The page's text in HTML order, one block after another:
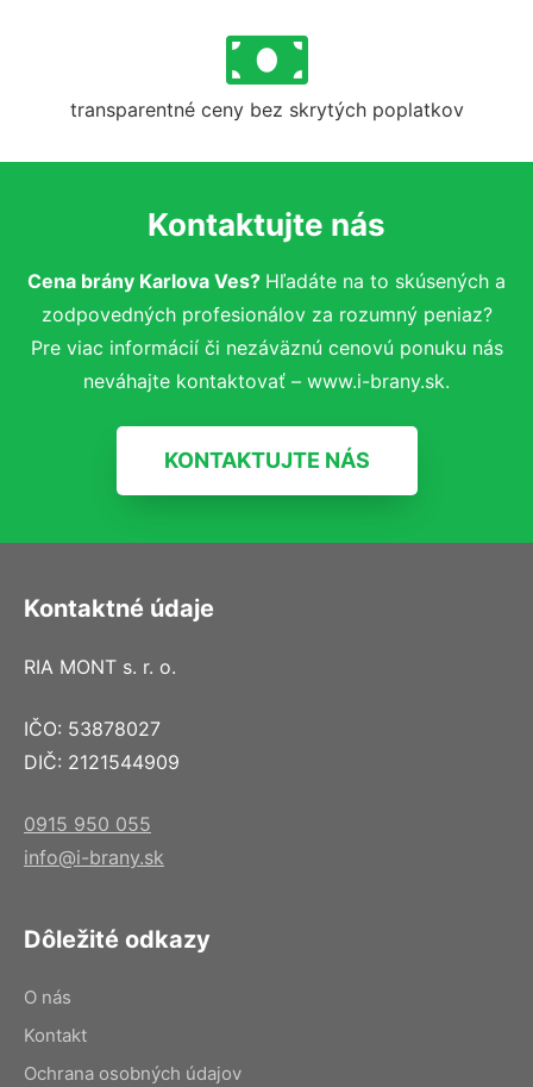
transparentné ceny bez skrytých poplatkov
Kontaktujte nás
Cena brány Karlova Ves? Hľadáte na to skúsených a
zodpovedných profesionálov za rozumný peniaz?
Pre viac informácií či nezáväznú cenovú ponuku nás
neváhajte kontaktovať – www.i-brany.sk.
KONTAKTUJTE NÁS
Kontaktné údaje
RIA MONT s. r. o.
IČO: 53878027
DIČ: 2121544909
0915 950 055
info@i-brany.sk
Dôležité odkazy
O nás
Kontakt
Ochrana osobných údajov